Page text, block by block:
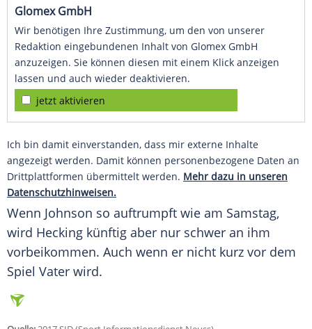
Glomex GmbH
Wir benötigen Ihre Zustimmung, um den von unserer
Redaktion eingebundenen Inhalt von Glomex GmbH
anzuzeigen. Sie können diesen mit einem Klick anzeigen
lassen und auch wieder deaktivieren.
jetzt aktivieren
Ich bin damit einverstanden, dass mir externe Inhalte
angezeigt werden. Damit können personenbezogene Daten an
Drittplattformen übermittelt werden. Mehr dazu in unseren
Datenschutzhinweisen.
Wenn Johnson so auftrumpft wie am Samstag,
wird Hecking künftig aber nur schwer an ihm
vorbeikommen. Auch wenn er nicht kurz vor dem
Spiel Vater wird.